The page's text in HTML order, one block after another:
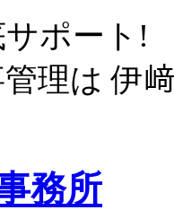
ポート!
管理は伊
務所